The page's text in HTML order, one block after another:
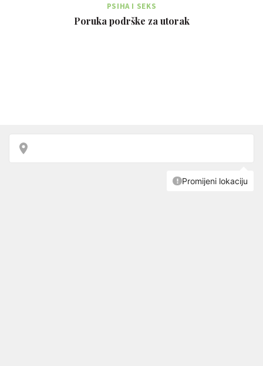
PSIHA I SEKS
Poruka podrške za utorak